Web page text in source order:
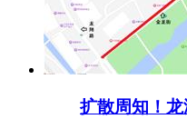
扩散周知！